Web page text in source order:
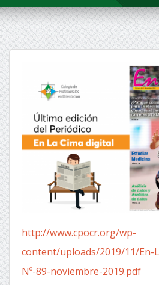
http://www.cpocr.org/wp-
content/uploads/2019/11/En-
Nº-89-noviembre-2019.pdf